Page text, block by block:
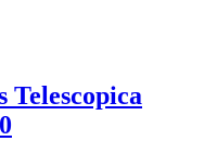
Telescopica